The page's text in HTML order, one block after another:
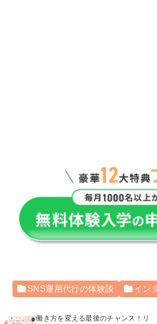
SNS運用代行の体験談 イン
働き方を変える最後のチャンス！リ